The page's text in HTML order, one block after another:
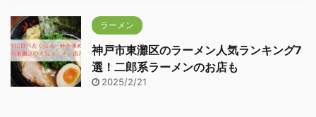
ラーメン
神戸市東灘区のラーメン人気ランキング7
選！二郎系ラーメンのお店も
2025/2/21